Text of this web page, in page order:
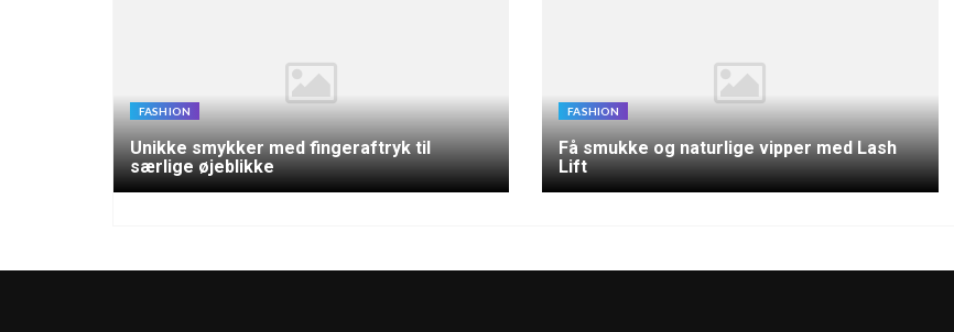
FASHION
Unikke smykker med fingeraftryk til
særlige øjeblikke
FASHION
Få smukke og naturlige vipper med Lash
Lift